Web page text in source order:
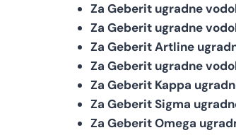
Za Geberit ugradne
Za Geberit ugradne
Za Geberit Artline
Za Geberit ugradne
Za Geberit Kappa
Za Geberit Sigma
Za Geberit Omega